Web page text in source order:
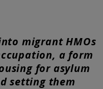
migrant HMOs
a form
for asylum
setting them